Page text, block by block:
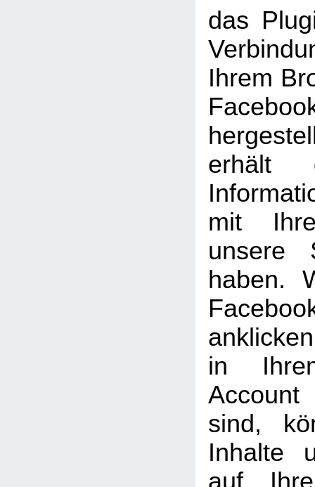
das
Ihrem
erhält
mit
unsere
haben.
in
sind,
Inhalte
auf